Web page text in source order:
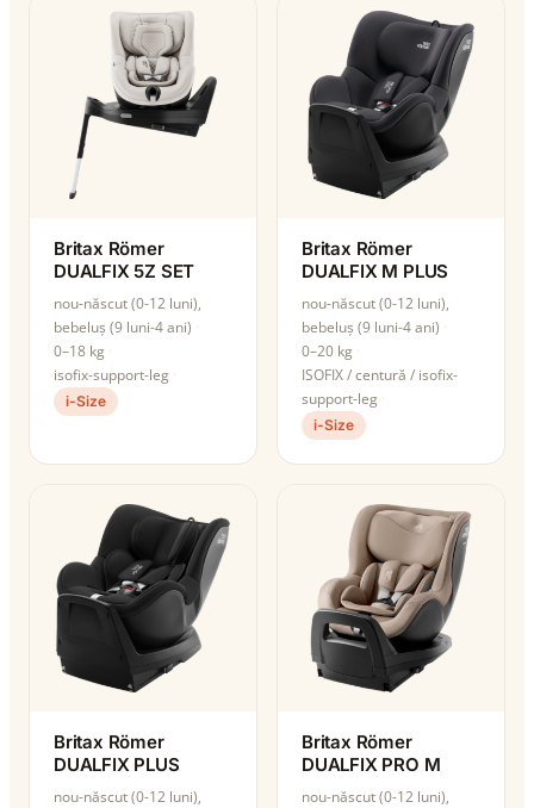
Britax Römer
DUALFIX 5Z SET
nou-născut (0-12 luni),
bebeluș (9 luni-4 ani)
0–18 kg
isofix-support-leg
i-Size
Britax Römer
DUALFIX M PLUS
nou-născut (0-12 luni),
bebeluș (9 luni-4 ani)
0–20 kg
ISOFIX / centură / isofix-
support-leg
i-Size
Britax Römer
DUALFIX PLUS
nou-născut (0-12 luni),
Britax Römer
DUALFIX PRO M
nou-născut (0-12 luni),